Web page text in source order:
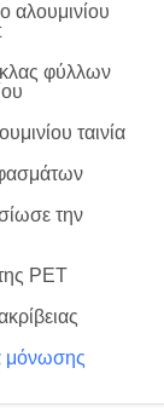
αλουμινίου
φύλλων
ταινία
την
PET
μόνωσης